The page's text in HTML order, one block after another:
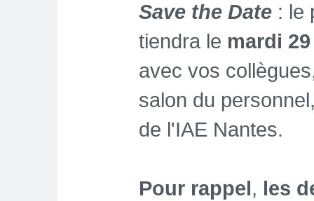
Save the Date : le
tiendra le mardi
avec vos
salon du
de l'IAE Nantes.
Pour rappel , les